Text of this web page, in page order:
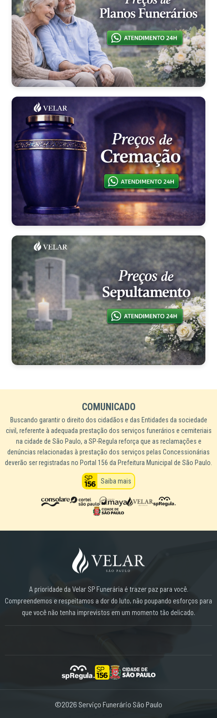
COMUNICADO
Buscando garantir o direito dos cidadãos e das Entidades da sociedade
civil, referente à adequada prestação dos serviços funerários e cemiteriais
na cidade de São Paulo, a SP-Regula reforça que as reclamações e
denúncias relacionadas à prestação dos serviços pelas Concessionárias
deverão ser registradas no Portal 156 da Prefeitura Municipal de São Paulo.
Saiba mais
A prioridade da Velar SP Funerária é trazer paz para você.
Compreendemos e respeitamos a dor do luto, não poupando esforços para
que você não tenha imprevistos em um momento tão delicado.
©2026 Serviço Funerário São Paulo